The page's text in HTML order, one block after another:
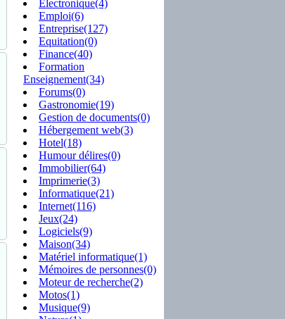
Electronique(4)
Emploi(6)
Entreprise(127)
Equitation(0)
Finance(40)
Formation
Enseignement(34)
Forums(0)
Gastronomie(19)
Gestion de documents(0)
Hébergement web(3)
Hotel(18)
Humour délires(0)
Immobilier(64)
Imprimerie(3)
Informatique(21)
Internet(116)
Jeux(24)
Logiciels(9)
Maison(34)
Matériel informatique(1)
Mémoires de personnes(0)
Moteur de recherche(2)
Motos(1)
Musique(9)